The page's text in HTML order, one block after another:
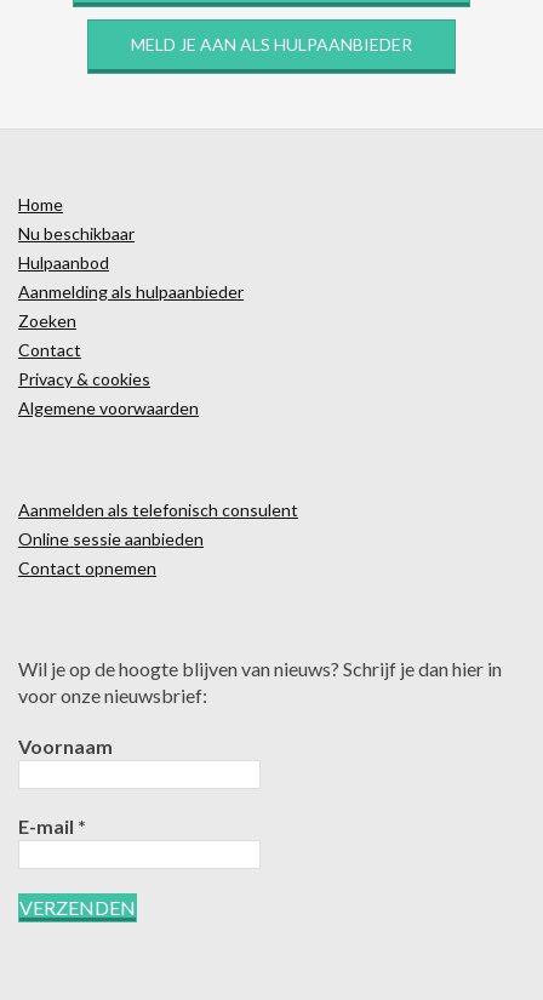
MELD JE AAN ALS HULPAANBIEDER
Home
Nu beschikbaar
Hulpaanbod
Aanmelding als hulpaanbieder
Zoeken
Contact
Privacy & cookies
Algemene voorwaarden
Aanmelden als telefonisch consulent
Online sessie aanbieden
Contact opnemen
Wil je op de hoogte blijven van nieuws? Schrijf je dan hier in
voor onze nieuwsbrief:
Voornaam
E-mail *